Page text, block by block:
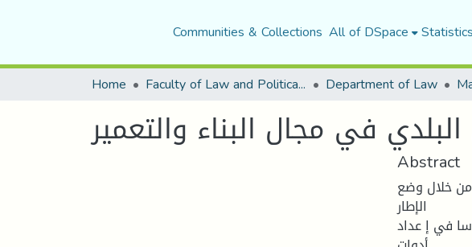
Communities & Collections All of DSpace Statistics
Home Faculty of Law and Political Science Department of Law
في مجال البناء والتعمير
Abstract
خلال وضع
الإطار
في إ عداد